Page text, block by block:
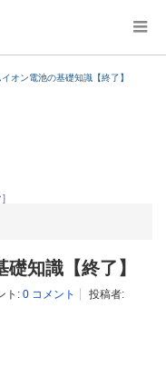
オン電池の基礎知識【終了】
]
知識【終了】
ト: 0 コメント
投稿者: